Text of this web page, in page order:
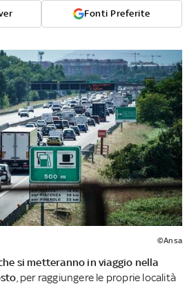
Fonti Preferite
©Ansa
si metteranno in viaggio nella
, per raggiungere le proprie località